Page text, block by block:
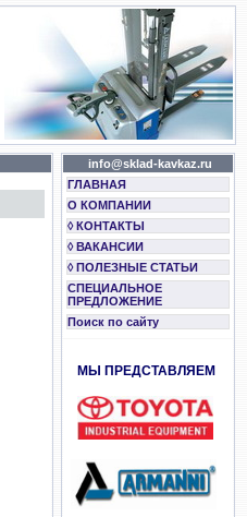
info@sklad-kavkaz.ru
ГЛАВНАЯ
О КОМПАНИИ
◊ КОНТАКТЫ
◊ ВАКАНСИИ
◊ ПОЛЕЗНЫЕ СТАТЬИ
СПЕЦИАЛЬНОЕ
ПРЕДЛОЖЕНИЕ
Поиск по сайту
МЫ ПРЕДСТАВЛЯЕМ